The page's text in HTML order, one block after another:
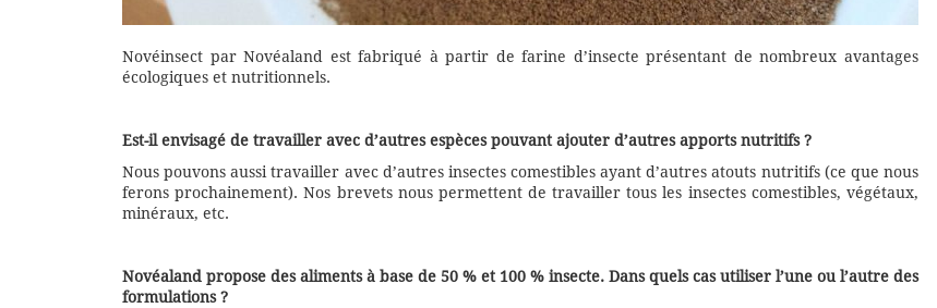
Novéinsect par Novéaland est fabriqué à partir de farine d’insecte présentant de nombreux avantages
écologiques et nutritionnels.
Est-il envisagé de travailler avec d’autres espèces pouvant ajouter d’autres apports nutritifs ?
Nous pouvons aussi travailler avec d’autres insectes comestibles ayant d’autres atouts nutritifs (ce que nous
ferons prochainement). Nos brevets nous permettent de travailler tous les insectes comestibles, végétaux,
minéraux, etc.
Novéaland propose des aliments à base de 50 % et 100 % insecte. Dans quels cas utiliser l’une ou l’autre des
formulations ?